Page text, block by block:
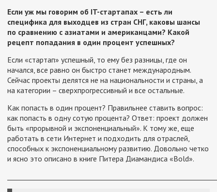
Если уж мы говорим об IT-стартапах – есть ли
специфика для выходцев из стран СНГ, каковы шансы
по сравнению с азиатами и американцами? Какой
рецепт попадания в один процент успешных?
Если «стартап» успешный, то ему без разницы, где он
начался, все равно он быстро станет международным.
Сейчас проекты делятся не на национальности и страны, а
на категории – сверхпрогрессивный и все остальные.
Как попасть в один процент? Правильнее ставить вопрос:
как попасть в одну сотую процента? Ответ: проект должен
быть «прорывной и экспоненциальный». К тому же, еще
работать в сети Интернет и подходить для отраслей,
способных к экспоненциальному развитию. Довольно четко
и ясно это описано в книге Питера Диамандиса «Bold».